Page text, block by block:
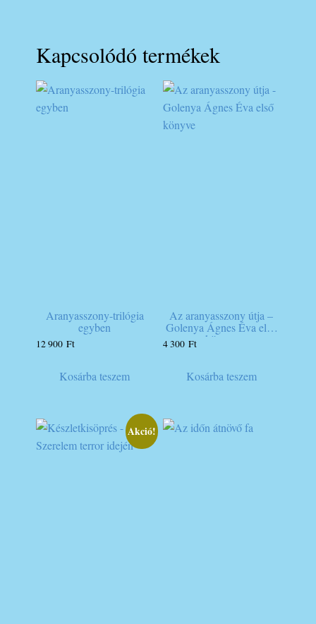
Kapcsolódó termékek
Aranyasszony-trilógia
egyben
12 900Ft
Kosárba teszem
Az aranyasszony útja –
Golenya Ágnes Éva első
könyve
4 300 Ft
Kosárba teszem
Akció!